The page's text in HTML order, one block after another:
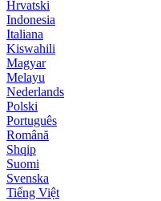
Hrvatski
Indonesia
Italiana
Kiswahili
Magyar
Melayu
Nederlands
Polski
Português
Română
Shqip
Suomi
Svenska
Tiếng Việt